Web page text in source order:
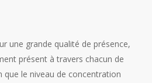
une grande qualité de présence,
présent à travers chacun de
le niveau de concentration